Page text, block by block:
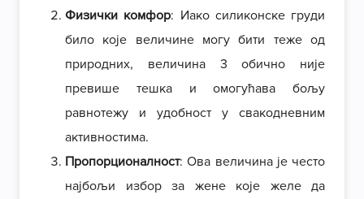
Физички комфор: Иако силиконске груди
било које величине могу бити теже од
природних, величина 3 обично није
превише тешка и омогућава бољу
равнотежу и удобност у свакодневним
активностима.
Пропорционалност: Ова величина је често
најбољи избор за жене које желе да